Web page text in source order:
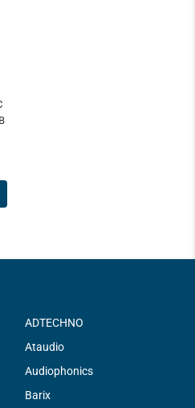
ADTECHNO
Ataudio
Audiophonics
Barix